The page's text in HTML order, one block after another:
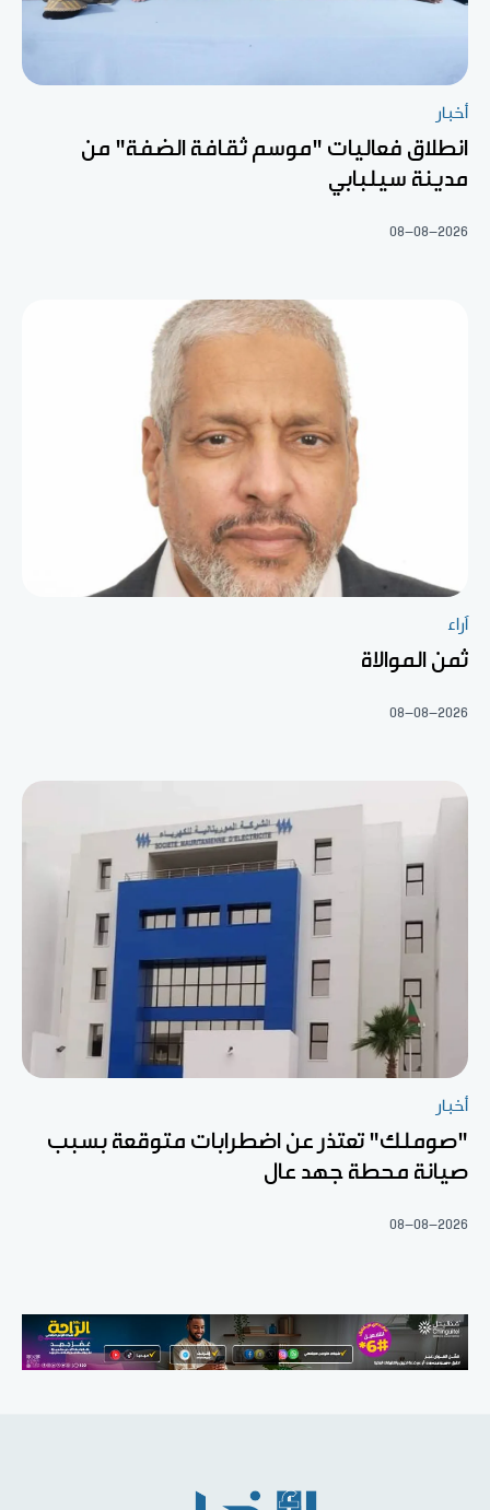
أخبار
انطلاق فعاليات "موسم ثقافة الضفة" من
مدينة سيلبابي
08-08-2026
آراء
ثمن الموالاة
08-08-2026
أخبار
"صوملك" تعتذر عن اضطرابات متوقعة بسبب
صيانة محطة جهد عال
08-08-2026